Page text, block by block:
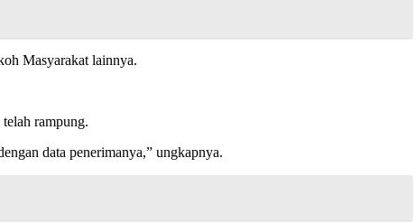
Masyarakat lainnya.
rampung.
data penerimanya,” ungkapnya.